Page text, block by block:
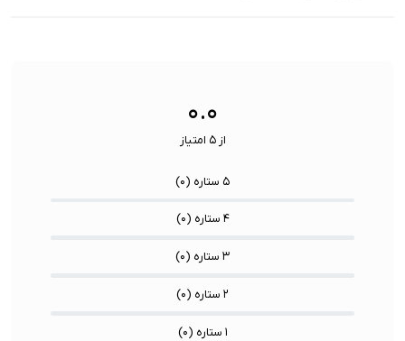
۰.۰
از ۵ امتیاز
۵ ستاره ( ۰)
۴ ستاره ( ۰)
۳ ستاره ( ۰)
۲ ستاره ( ۰)
۱ ستاره ( ۰)